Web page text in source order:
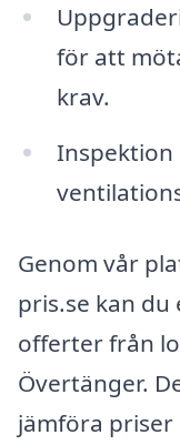
för att
krav.
Inspektion
Genom vår
pris.se kan
offerter från
Övertänger.
jämföra